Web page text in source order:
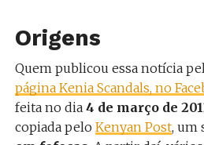
Origens
Quem publicou essa notícia
página Kenia Scandals, no
feita no dia 4 de março de
copiada pelo Kenyan Post, um